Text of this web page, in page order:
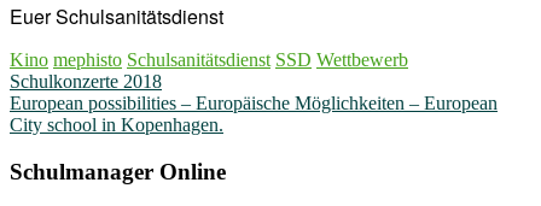
Euer Schulsanitätsdienst
Kino mephisto Schulsanitätsdienst SSD Wettbewerb
Beitragsnavigation
Schulkonzerte 2018
European possibilities – Europäische Möglichkeiten – European
City school in Kopenhagen.
Schulmanager Online